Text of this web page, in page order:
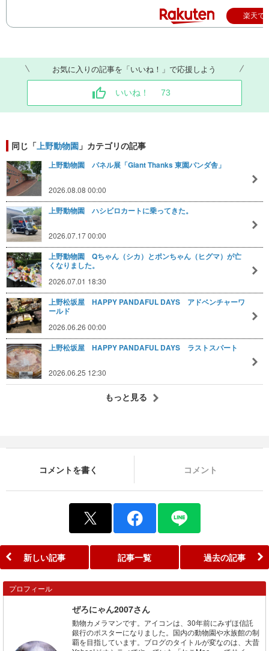
楽天で
お気に入りの記事を「いいね！」で応援しよう
いいね！ 73
同じ「 上野動物園 」カテゴリの記事
上野動物園 パネル展「Giant Thanks 東園パンダ舎」
2026.08.08 00:00
上野動物園 ハシビロカートに乗ってきた。
2026.07.17 00:00
上野動物園 Qちゃん（シカ）とポンちゃん（ヒグマ）が亡
くなりました。
2026.07.01 18:30
上野松坂屋 HAPPY PANDAFUL DAYS アドベンチャーワ
ールド
2026.06.26 00:00
上野松坂屋 HAPPY PANDAFUL DAYS ラストスパート
2026.06.25 12:30
もっと見る
コメントを書く コメント
新しい記事 記事一覧 過去の記事
プロフィール
ぜろにゃん2007さん
動物カメラマンです。アイコンは、30年前にみずほ信託
銀行のポスターになりました。国内の動物園や水族館の制
覇を目指しています。ブログのタイトルが変なのは、大昔